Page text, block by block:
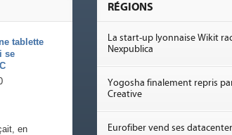
tablette
se
en
RÉGIONS
La start-up lyonnaise Wikit
Nexpublica
Yogosha finalement repris
Creative
Eurofiber vend ses